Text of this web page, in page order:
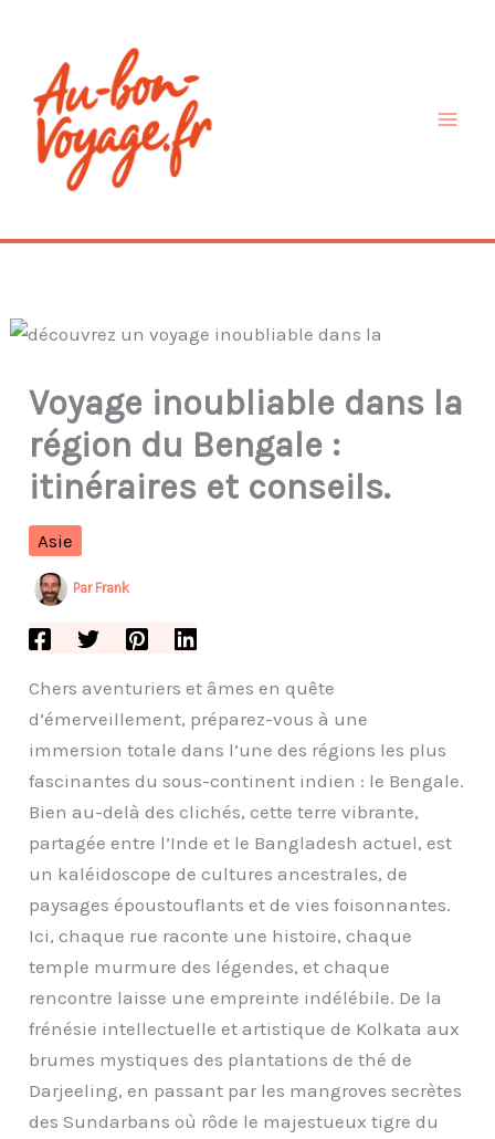
contenu
Voyage inoubliable dans la
région du Bengale :
itinéraires et conseils.
Asie
Par Frank
Chers aventuriers et âmes en quête
d’émerveillement, préparez-vous à une
immersion totale dans l’une des régions les plus
fascinantes du sous-continent indien : le Bengale.
Bien au-delà des clichés, cette terre vibrante,
partagée entre l’Inde et le Bangladesh actuel, est
un kaléidoscope de cultures ancestrales, de
paysages époustouflants et de vies foisonnantes.
Ici, chaque rue raconte une histoire, chaque
temple murmure des légendes, et chaque
rencontre laisse une empreinte indélébile. De la
frénésie intellectuelle et artistique de Kolkata aux
brumes mystiques des plantations de thé de
Darjeeling, en passant par les mangroves secrètes
des Sundarbans où rôde le majestueux tigre du